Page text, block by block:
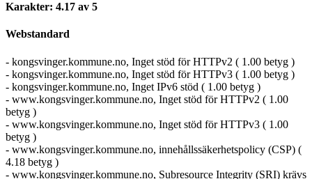
Karakter: 4.17 av 5
Webstandard
- kongsvinger.kommune.no, Inget stöd för HTTPv2 ( 1.00 betyg )
- kongsvinger.kommune.no, Inget stöd för HTTPv3 ( 1.00 betyg )
- kongsvinger.kommune.no, Inget IPv6 stöd ( 1.00 betyg )
- www.kongsvinger.kommune.no, Inget stöd för HTTPv2 ( 1.00
betyg )
- www.kongsvinger.kommune.no, Inget stöd för HTTPv3 ( 1.00
betyg )
- www.kongsvinger.kommune.no, innehållssäkerhetspolicy (CSP) (
4.18 betyg )
- www.kongsvinger.kommune.no, Subresource Integrity (SRI) krävs